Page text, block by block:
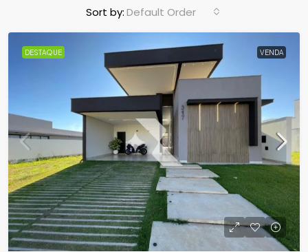
Sort by:Default Order
DESTAQUE VENDA